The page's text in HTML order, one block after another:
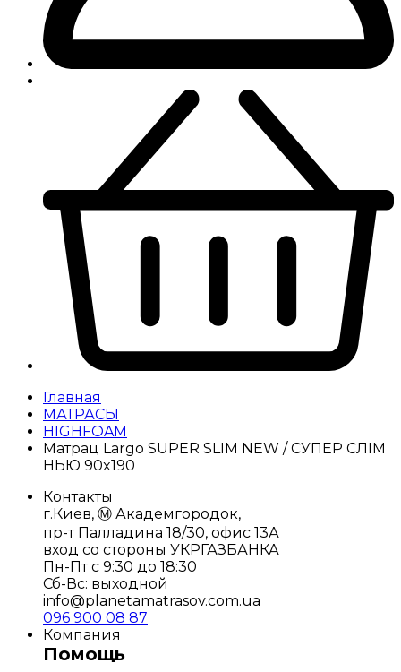
Главная
МАТРАСЫ
HIGHFOAM
Матрац Largo SUPER SLIM NEW / СУПЕР СЛІМ
НЬЮ 90x190
Контакты
г.Киев, Ⓜ️ Академгородок,
пр-т Палладина 18/30, офис 13А
вход со стороны УКРГАЗБАНКА
Пн-Пт с 9:30 до 18:30
Сб-Вс: выходной
info@planetamatrasov.com.ua
096 900 08 87
Компания
Помощь